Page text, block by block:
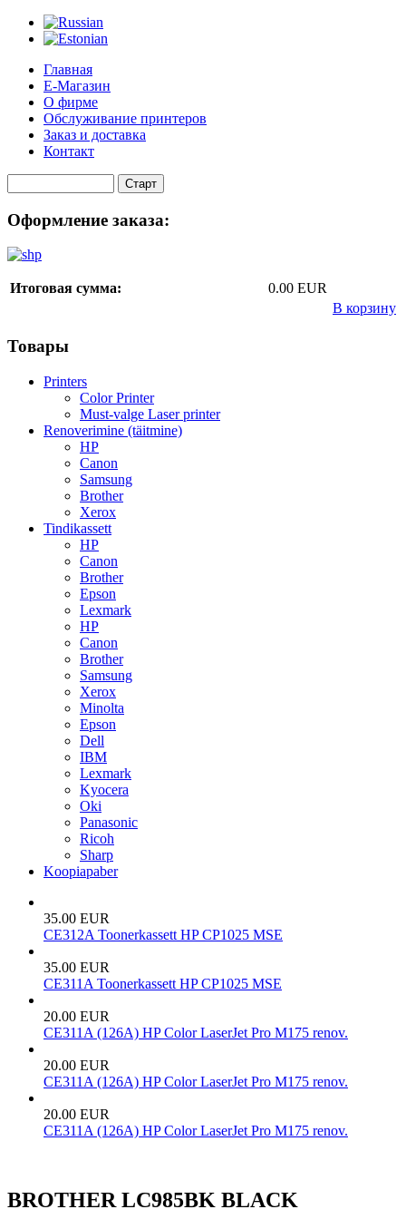
Главная
Е-Магазин
О фирме
Обслуживание принтеров
Заказ и доставка
Контакт
Оформление заказа:
Итоговая сумма:
0.00 EUR
В корзину
Товары
Printers
Color Printer
Must-valge Laser printer
Renoverimine (täitmine)
HP
Canon
Samsung
Brother
Xerox
Tindikassett
HP
Canon
Brother
Epson
Lexmark
HP
Canon
Brother
Samsung
Xerox
Minolta
Epson
Dell
IBM
Lexmark
Kyocera
Oki
Panasonic
Ricoh
Sharp
Koopiapaber
35.00 EUR
CE312A Toonerkassett HP CP1025 MSE
35.00 EUR
CE311A Toonerkassett HP CP1025 MSE
20.00 EUR
CE311A (126A) HP Color LaserJet Pro M175 renov.
20.00 EUR
CE311A (126A) HP Color LaserJet Pro M175 renov.
20.00 EUR
CE311A (126A) HP Color LaserJet Pro M175 renov.
BROTHER LC985BK BLACK